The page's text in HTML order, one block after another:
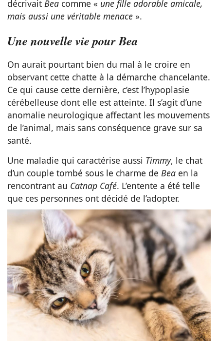
décrivait Bea comme « une fille adorable amicale,
mais aussi une véritable menace ».
Une nouvelle vie pour Bea
On aurait pourtant bien du mal à le croire en
observant cette chatte à la démarche chancelante.
Ce qui cause cette dernière, c’est l’hypoplasie
cérébelleuse dont elle est atteinte. Il s’agit d’une
anomalie neurologique affectant les mouvements
de l’animal, mais sans conséquence grave sur sa
santé.
Une maladie qui caractérise aussi Timmy, le chat
d’un couple tombé sous le charme de Bea en la
rencontrant au Catnap Café. L’entente a été telle
que ces personnes ont décidé de l’adopter.